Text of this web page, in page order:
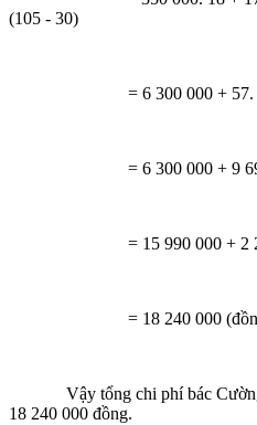
(105 - 30)
= 6 300 000 + 57. 170
= 6 300 000 + 9 690
= 15 990 000 + 2
= 18 240 000
Vậy tổng chi phí bác Cường
18 240 000 đồng.